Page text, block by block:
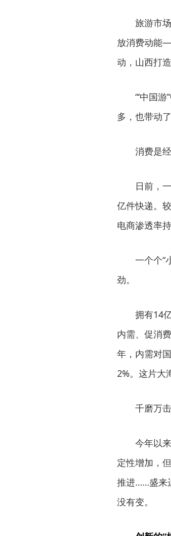
旅游市
放消费动能
动，山西打
“‘中国
多，也带动
消费是
日前，
亿件快递。
电商渗透率持
一个个“
劲。
拥有14
内需、促消
年，内需对
2%。这片大
千磨万
今年以
定性增加，
推进……盛来
没有变。